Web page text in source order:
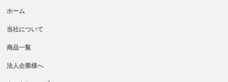
ホーム
当社について
商品一覧
法人企業様へ